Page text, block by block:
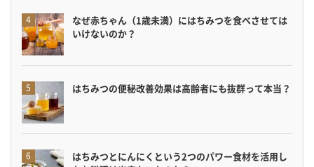
なぜ赤ちゃん（1歳未満）にはちみつを食べさせては
いけないのか？
はちみつの便秘改善効果は高齢者にも抜群って本当？
はちみつとにんにくという2つのパワー食材を活用し